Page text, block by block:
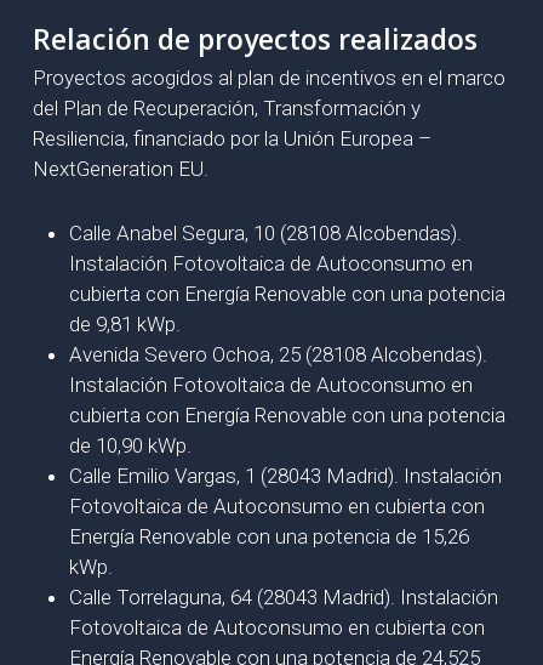
Relación de proyectos realizados
Proyectos acogidos al plan de incentivos en el marco
del Plan de Recuperación, Transformación y
Resiliencia, financiado por la Unión Europea –
NextGeneration EU.
Calle Anabel Segura, 10 (28108 Alcobendas).
Instalación Fotovoltaica de Autoconsumo en
cubierta con Energía Renovable con una potencia
de 9,81 kWp.
Avenida Severo Ochoa, 25 (28108 Alcobendas).
Instalación Fotovoltaica de Autoconsumo en
cubierta con Energía Renovable con una potencia
de 10,90 kWp.
Calle Emilio Vargas, 1 (28043 Madrid). Instalación
Fotovoltaica de Autoconsumo en cubierta con
Energía Renovable con una potencia de 15,26
kWp.
Calle Torrelaguna, 64 (28043 Madrid). Instalación
Fotovoltaica de Autoconsumo en cubierta con
Energía Renovable con una potencia de 24,525